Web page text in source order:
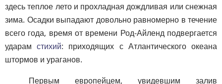
здесь теплое лето и прохладная дождливая или снежная
зима. Осадки выпадают довольно равномерно в течение
всего года, время от времени Род-Айленд подвергается
ударамстихий: приходящих с Атлантического океана
штормов и ураганов.
Первым европейцем, увидевшим залив